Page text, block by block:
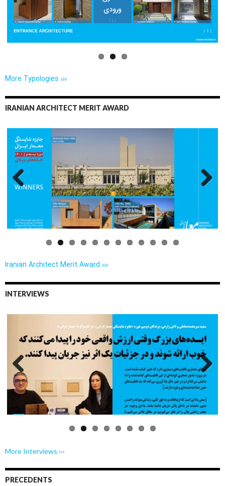
us
More Typologies ›››
IRANIAN ARCHITECT MERIT AWARD
Previo
Iranian Architect Merit Award ›››
INTERVIEWS
Previo
us
Next
More Interviews ›››
PRECEDENTS